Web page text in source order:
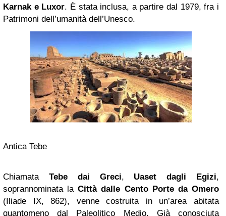
Karnak e Luxor. È stata inclusa, a partire dal 1979, fra i
Patrimoni dell’umanità dell’Unesco.
Antica Tebe
Chiamata Tebe dai Greci, Uaset dagli Egizi,
soprannominata laCittà dalle Cento Porte da Omero
(Iliade IX, 862), venne costruita in un’area abitata
quantomeno dal Paleolitico Medio. Già conosciuta